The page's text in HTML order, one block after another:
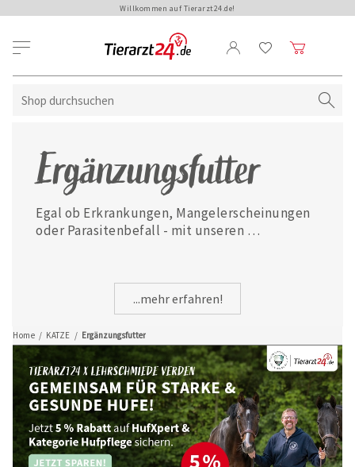
Willkommen auf Tierarzt24.de!
Home / KATZE / Ergänzungsfutter
Ergänzungsfutter
Egal ob Erkrankungen, Mangelerscheinungen
oder Parasitenbefall - mit unseren
...mehr erfahren!